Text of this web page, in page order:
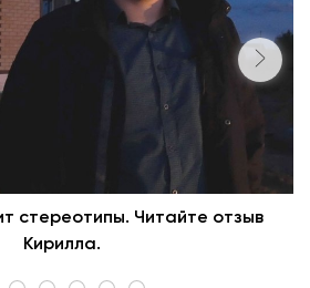
стереотипы. Читайте отзыв
Кирилла.